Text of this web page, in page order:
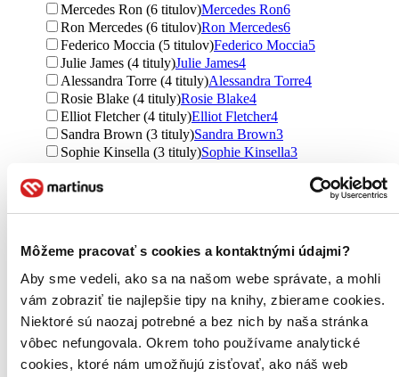
Môžeme pracovať s cookies a kontaktnými údajmi?
Aby sme vedeli, ako sa na našom webe správate, a mohli
vám zobraziť tie najlepšie tipy na knihy, zbierame cookies.
Niektoré sú naozaj potrebné a bez nich by naša stránka
vôbec nefungovala. Okrem toho používame analytické
cookies, ktoré nám umožňujú zisťovať, ako náš web
Mercedes Ron (6 titulov)Mercedes Ron6
Ron Mercedes (6 titulov)Ron Mercedes6
Federico Moccia (5 titulov)Federico Moccia5
Julie James (4 tituly)Julie James4
Alessandra Torre (4 tituly)Alessandra Torre4
Rosie Blake (4 tituly)Rosie Blake4
Elliot Fletcher (4 tituly)Elliot Fletcher4
Sandra Brown (3 tituly)Sandra Brown3
Sophie Kinsella (3 tituly)Sophie Kinsella3
Rob Smith Tom (3 tituly)
Annora Nesta (2 tituly)Annora Nesta2
M. K. Hardy (1 titul)M. K. Hardy1
M.K. Hardy (1 titul)M.K. Hardy1
Cherry Brittainy (1 titul) Cherry Brittainy
Harper Graham (1 titul)Harper Graham 1
Ďalšie možnosti